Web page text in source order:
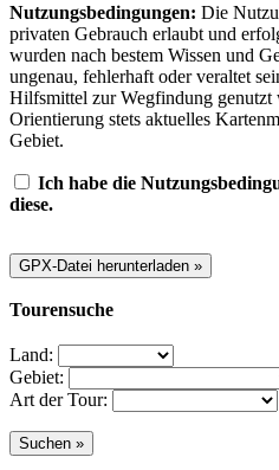
Nutzungsbedingungen: Die
privaten Gebrauch erlaubt und
wurden nach bestem Wissen und
ungenau, fehlerhaft oder veraltet
Hilfsmittel zur Wegfindung genutzt
Orientierung stets aktuelles
Gebiet.
Ich habe die
diese.
Tourensuche
Land:
Gebiet:
Art der Tour: